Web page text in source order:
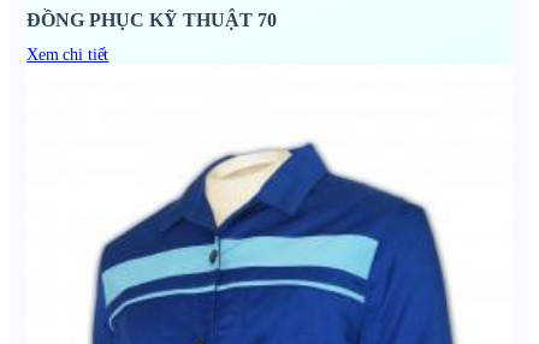
ĐỒNG PHỤC KỸ THUẬT 70
Xem chi tiết